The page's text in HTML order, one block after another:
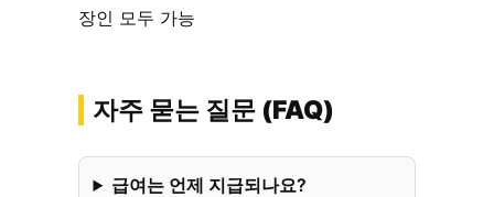
장인 모두 가능
자주 묻는 질문 (FAQ)
급여는 언제 지급되나요?